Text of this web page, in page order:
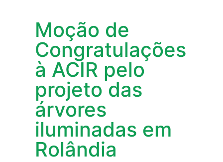
Moção de
Congratulações
à ACIR pelo
projeto das
árvores
iluminadas em
Rolândia